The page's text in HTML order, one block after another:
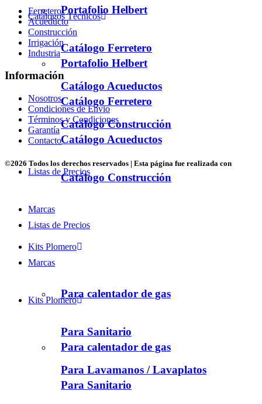
Catálogos Técnicos
Portafolio Helbert
Catálogo Ferretero
Catálogo Acueductos
Catálogo Construcción
Listas de Precios
Marcas
Kits Plomero
Para calentador de gas
Para Sanitario
Portafolio Helbert
Catálogo Ferretero
Catálogo Acueductos
Catálogo Construcción
Listas de Precios
Marcas
Kits Plomero
Para calentador de gas
Para Sanitario
Para Lavamanos / Lavaplatos
Ferretero
Acueducto
Construcción
Irrigación
Industria
Información
Nosotros
Condiciones de Envio
Términos y Condiciones
Garantía
Contacto
©2026 Todos los derechos reservados | Esta página fue realizada con